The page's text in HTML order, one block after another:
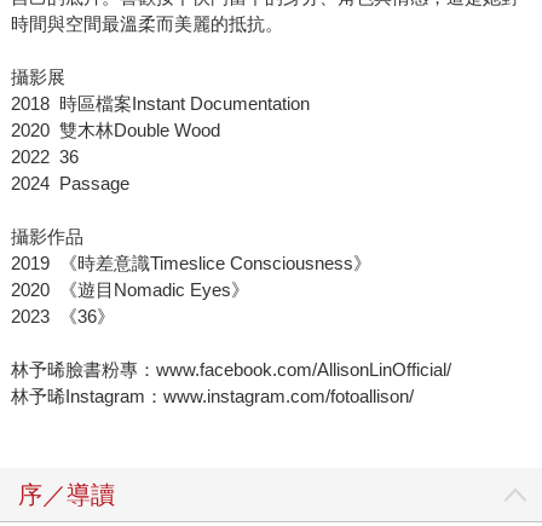
時間與空間最溫柔而美麗的抵抗。
攝影展
2018 時區檔案Instant Documentation
2020 雙木林Double Wood
2022 36
2024 Passage
攝影作品
2019 《時差意識Timeslice Consciousness》
2020 《遊目Nomadic Eyes》
2023 《36》
林予晞臉書粉專：www.facebook.com/AllisonLinOfficial/
林予晞Instagram：www.instagram.com/fotoallison/
序／導讀